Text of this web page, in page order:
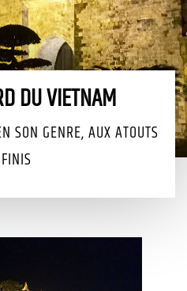
DU VIETNAM
SON GENRE, AUX ATOUTS